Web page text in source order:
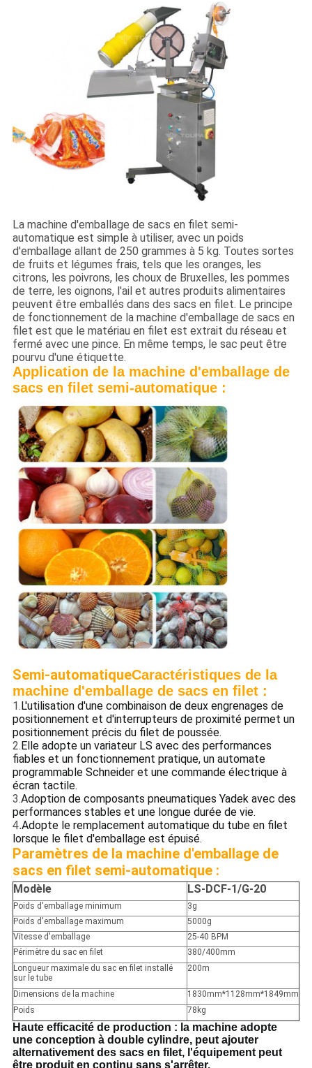
La machine d'emballage de sacs en filet semi-
automatique est simple à utiliser, avec un poids
d'emballage allant de 250 grammes à 5 kg. Toutes sortes
de fruits et légumes frais, tels que les oranges, les
citrons, les poivrons, les choux de Bruxelles, les pommes
de terre, les oignons, l'ail et autres produits alimentaires
peuvent être emballés dans des sacs en filet. Le principe
de fonctionnement de la machine d'emballage de sacs en
filet est que le matériau en filet est extrait du réseau et
fermé avec une pince. En même temps, le sac peut être
pourvu d'une étiquette.
Application de la machine d'emballage de
sacs en filet semi-automatique :
Semi-automatiqueCaractéristiques de la
machine d'emballage de sacs en filet :
1.L'utilisation d'une combinaison de deux engrenages de
positionnement et d'interrupteurs de proximité permet un
positionnement précis du filet de poussée.
2.Elle adopte un variateur LS avec des performances
fiables et un fonctionnement pratique, un automate
programmable Schneider et une commande électrique à
écran tactile.
3.Adoption de composants pneumatiques Yadek avec des
performances stables et une longue durée de vie.
4.Adopte le remplacement automatique du tube en filet
lorsque le filet d'emballage est épuisé.
Paramètres de la machine d'emballage de
sacs en filet semi-automatique :
Modèle LS-DCF-1/G-20
Poids d'emballage minimum
3g
Poids d'emballage maximum
5000g
Vitesse d'emballage
25-40 BPM
Périmètre du sac en filet
380/400mm
Longueur maximale du sac en filet installé
sur le tube
200m
Dimensions de la machine
1830mm*1128mm*1849mm
Poids
78kg
Haute efficacité de production : la machine adopte
une conception à double cylindre, peut ajouter
alternativement des sacs en filet, l'équipement peut
être produit en continu sans s'arrêter.